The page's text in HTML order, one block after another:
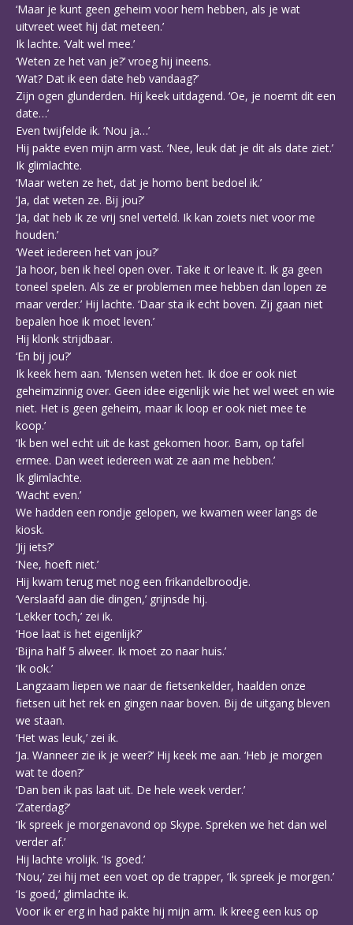
‘Maar je kunt geen geheim voor hem hebben, als je wat
uitvreet weet hij dat meteen.’
Ik lachte. ‘Valt wel mee.’
‘Weten ze het van je?’ vroeg hij ineens.
‘Wat? Dat ik een date heb vandaag?’
Zijn ogen glunderden. Hij keek uitdagend. ‘Oe, je noemt dit een
date…’
Even twijfelde ik. ‘Nou ja…’
Hij pakte even mijn arm vast. ‘Nee, leuk dat je dit als date ziet.’
Ik glimlachte.
‘Maar weten ze het, dat je homo bent bedoel ik.’
‘Ja, dat weten ze. Bij jou?’
‘Ja, dat heb ik ze vrij snel verteld. Ik kan zoiets niet voor me
houden.’
‘Weet iedereen het van jou?’
‘Ja hoor, ben ik heel open over. Take it or leave it. Ik ga geen
toneel spelen. Als ze er problemen mee hebben dan lopen ze
maar verder.’ Hij lachte. ‘Daar sta ik echt boven. Zij gaan niet
bepalen hoe ik moet leven.’
Hij klonk strijdbaar.
‘En bij jou?’
Ik keek hem aan. ‘Mensen weten het. Ik doe er ook niet
geheimzinnig over. Geen idee eigenlijk wie het wel weet en wie
niet. Het is geen geheim, maar ik loop er ook niet mee te
koop.’
‘Ik ben wel echt uit de kast gekomen hoor. Bam, op tafel
ermee. Dan weet iedereen wat ze aan me hebben.’
Ik glimlachte.
‘Wacht even.’
We hadden een rondje gelopen, we kwamen weer langs de
kiosk.
‘Jij iets?’
‘Nee, hoeft niet.’
Hij kwam terug met nog een frikandelbroodje.
‘Verslaafd aan die dingen,’ grijnsde hij.
‘Lekker toch,’ zei ik.
‘Hoe laat is het eigenlijk?’
‘Bijna half 5 alweer. Ik moet zo naar huis.’
‘Ik ook.’
Langzaam liepen we naar de fietsenkelder, haalden onze
fietsen uit het rek en gingen naar boven. Bij de uitgang bleven
we staan.
‘Het was leuk,’ zei ik.
‘Ja. Wanneer zie ik je weer?’ Hij keek me aan. ‘Heb je morgen
wat te doen?’
‘Dan ben ik pas laat uit. De hele week verder.’
‘Zaterdag?’
‘Ik spreek je morgenavond op Skype. Spreken we het dan wel
verder af.’
Hij lachte vrolijk. ‘Is goed.’
‘Nou,’ zei hij met een voet op de trapper, ‘Ik spreek je morgen.’
‘Is goed,’ glimlachte ik.
Voor ik er erg in had pakte hij mijn arm. Ik kreeg een kus op